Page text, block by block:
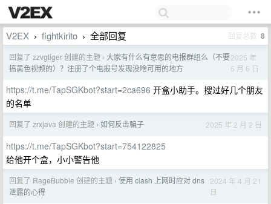
V2EX › fightkirito › 全部回复 回复总数 8
回复了 zzvgtiger 创建的主题 › 大家有什么有意思的电报群组么（不要
搞黄色视频的）？注册了个电报号发现没啥可用的地方
2025 年
6 月 6 日
https://t.me/TapSGKbot?start=2ca696 开盒小助手。搜过好几个朋友
的名单
回复了 zrxjava 创建的主题 › 如何反击骗子 2025 年 2 月 2 日
https://t.me/TapSGKbot?start=754122825
给他开个盒，小小警告他
回复了 RageBubble 创建的主题 › 使用 clash 上网时应对 dns
泄露的心得
2024 年 4 月 21
日